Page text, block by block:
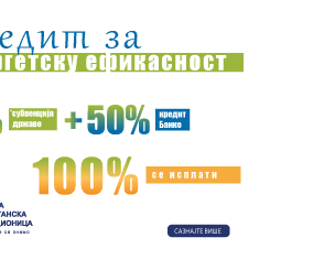
zna ko je Baba: "Vidim da ga svi hvale"
dan, 7. avgust
Damaska podignut autobus u vazduh, dve
POSLE POTOPA U HUMSKOJ: Jedna stvar